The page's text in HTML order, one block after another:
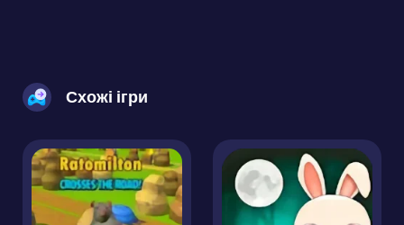
Схожі ігри